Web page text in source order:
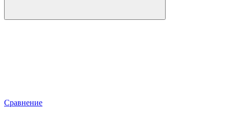
Сравнение